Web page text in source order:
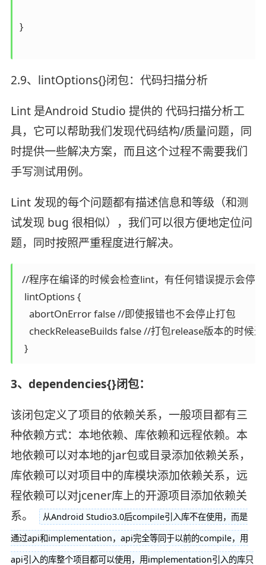
}
2.9、lintOptions{}闭包：代码扫描分析
Lint 是Android Studio 提供的 代码扫描分析工
具，它可以帮助我们发现代码结构/质量问题，同
时提供一些解决方案，而且这个过程不需要我们
手写测试用例。
Lint 发现的每个问题都有描述信息和等级（和测
试发现 bug 很相似），我们可以很方便地定位问
题，同时按照严重程度进行解决。
//程序在编译的时候会检查lint，有任何错误提示会停
  lintOptions {
    abortOnError false //即使报错也不会停止打包
checkReleaseBuilds false //打包release版本的时候
  }
3、dependencies{}闭包：
该闭包定义了项目的依赖关系，一般项目都有三
种依赖方式：本地依赖、库依赖和远程依赖。本
地依赖可以对本地的jar包或目录添加依赖关系，
库依赖可以对项目中的库模块添加依赖关系，远
程依赖可以对jcener库上的开源项目添加依赖关
系。
从Android Studio3.0后compile引入库不在使用，而是
通过api和implementation，api完全等同于以前的compile，用
api引入的库整个项目都可以使用，用implementation引入的库只